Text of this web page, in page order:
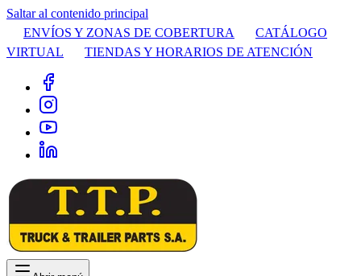
Saltar al contenido principal
ENVÍOS Y ZONAS DE COBERTURA
CATÁLOGO
VIRTUAL
TIENDAS Y HORARIOS DE ATENCIÓN